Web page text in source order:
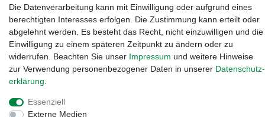
Widerrufs­recht
Die Datenverarbeitung kann mit Einwilligung oder aufgrund eines
berechtigten Interesses erfolgen. Die Zustimmung kann erteilt oder
abgelehnt werden. Es besteht das Recht, nicht einzuwilligen und die
Einwilligung zu einem späteren Zeitpunkt zu ändern oder zu
widerrufen. Beachten Sie unser Impressum und weitere Hinweise
zur Verwendung personenbezogener Daten in unserer Daten­schutz­
erklärung
Essenziell
Externe Medien